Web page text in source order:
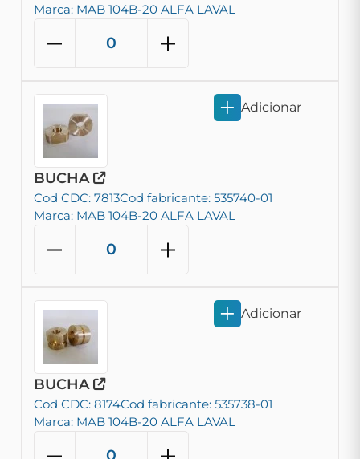
Marca: MAB 104B-20 ALFA LAVAL
BUCHA
Cod CDC: 7813Cod fabricante: 535740-01
Marca: MAB 104B-20 ALFA LAVAL
Adicionar
BUCHA
Cod CDC: 8174Cod fabricante: 535738-01
Marca: MAB 104B-20 ALFA LAVAL
Adicionar